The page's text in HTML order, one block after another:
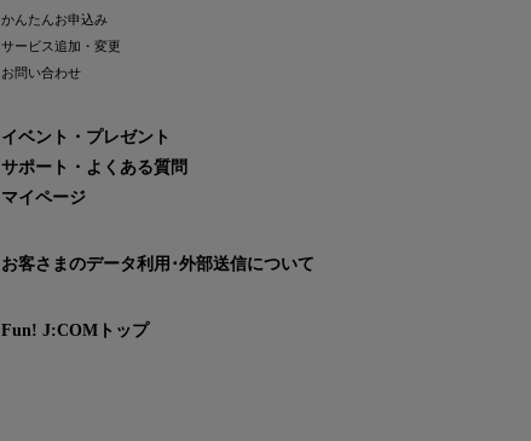
かんたんお申込み
サービス追加・変更
お問い合わせ
イベント・プレゼント
サポート・よくある質問
マイページ
お客さまのデータ利用･外部送信について
Fun! J:COMトップ